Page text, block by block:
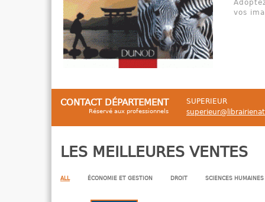
vos
CONTACT DÉPARTEMENT
Réservé aux professionnels
SUPERIEUR
LES MEILLEURES VENTES
ALL ÉCONOMIE ET GESTION DROIT SCIENCES HUMAINES